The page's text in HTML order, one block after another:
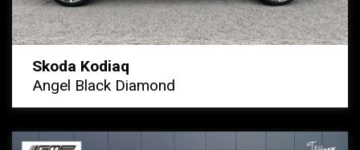
Skoda Kodiaq
Angel Black Diamond